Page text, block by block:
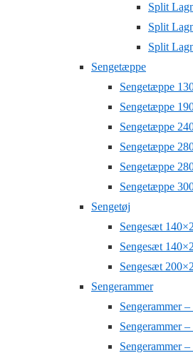
Split
Split
Split
Sengetæppe
Sengetæppe
Sengetæppe
Sengetæppe
Sengetæppe
Sengetæppe
Sengetæppe
Sengetøj
Sengesæt
Sengesæt
Sengesæt
Sengerammer
Sengerammer
Sengerammer
Sengerammer